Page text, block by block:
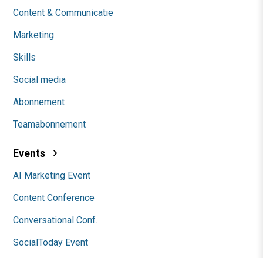
Content & Communicatie
Marketing
Skills
Social media
Abonnement
Teamabonnement
Events
AI Marketing Event
Content Conference
Conversational Conf.
SocialToday Event